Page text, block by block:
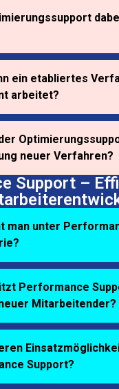
ein etabliertes
arbeitet?
neuer Verfahren?
Support –
man unter
Performance
Mitarbeitender?
Support?